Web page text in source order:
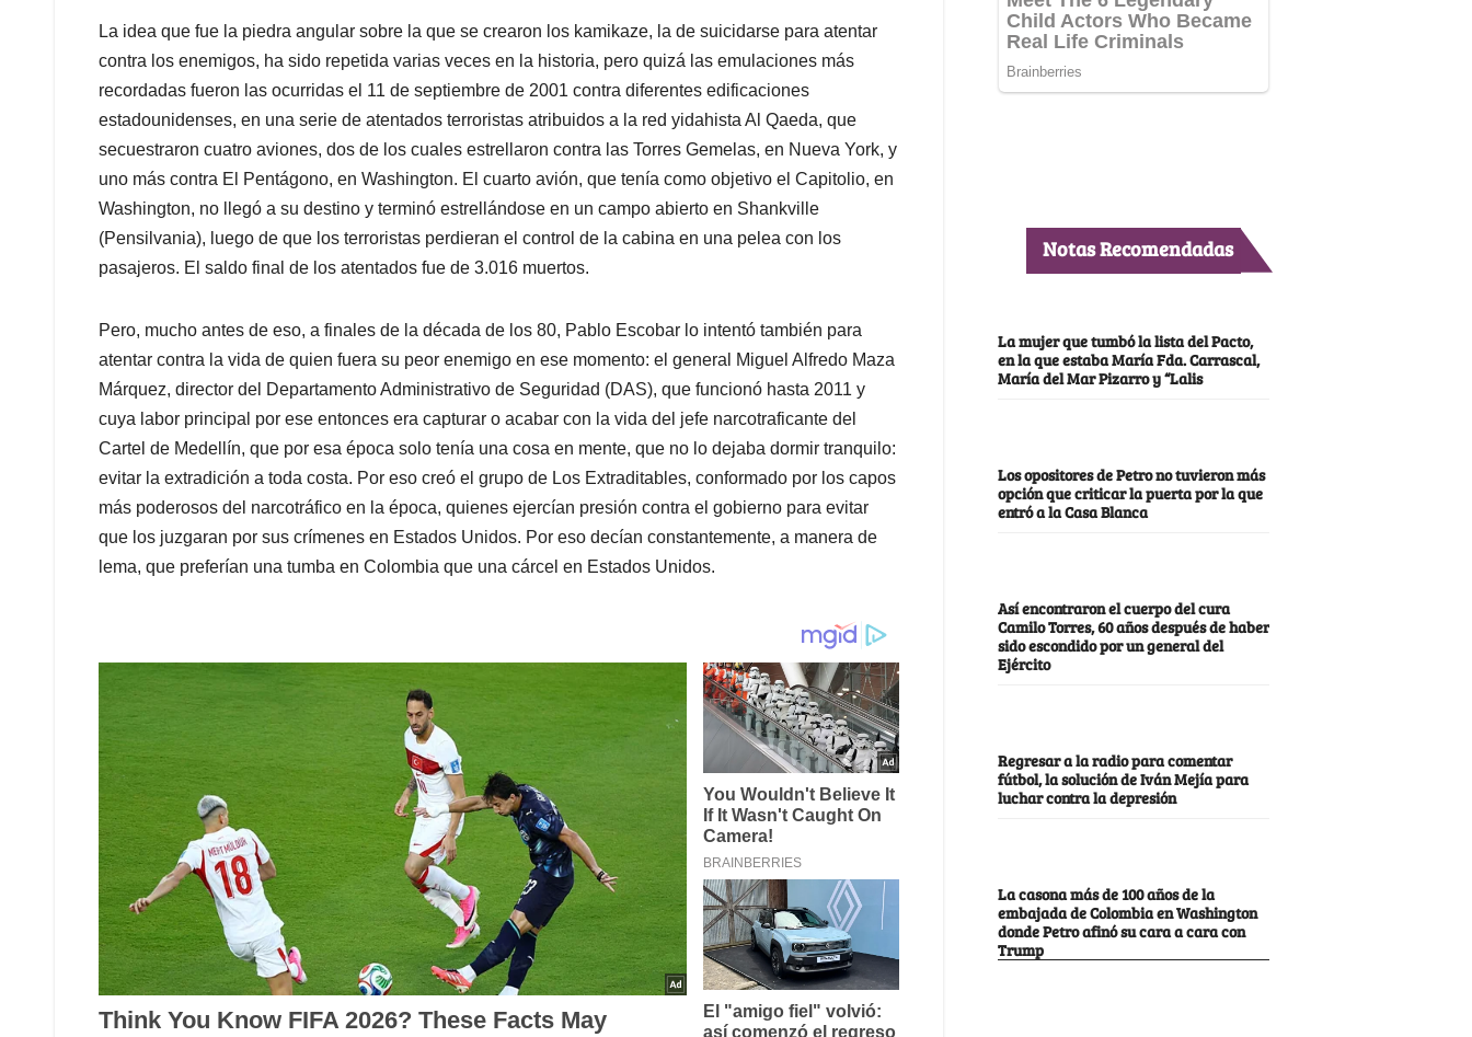
La idea que fue la piedra angular sobre la que se crearon los kamikaze, la de suicidarse para atentar
contra los enemigos, ha sido repetida varias veces en la historia, pero quizá las emulaciones más
recordadas fueron las ocurridas el 11 de septiembre de 2001 contra diferentes edificaciones
estadounidenses, en una serie de atentados terroristas atribuidos a la red yidahista Al Qaeda, que
secuestraron cuatro aviones, dos de los cuales estrellaron contra las Torres Gemelas, en Nueva York, y
uno más contra El Pentágono, en Washington. El cuarto avión, que tenía como objetivo el Capitolio, en
Washington, no llegó a su destino y terminó estrellándose en un campo abierto en Shankville
(Pensilvania), luego de que los terroristas perdieran el control de la cabina en una pelea con los
pasajeros. El saldo final de los atentados fue de 3.016 muertos.
Pero, mucho antes de eso, a finales de la década de los 80, Pablo Escobar lo intentó también para
atentar contra la vida de quien fuera su peor enemigo en ese momento: el general Miguel Alfredo Maza
Márquez, director del Departamento Administrativo de Seguridad (DAS), que funcionó hasta 2011 y
cuya labor principal por ese entonces era capturar o acabar con la vida del jefe narcotraficante del
Cartel de Medellín, que por esa época solo tenía una cosa en mente, que no lo dejaba dormir tranquilo:
evitar la extradición a toda costa. Por eso creó el grupo de Los Extraditables, conformado por los capos
más poderosos del narcotráfico en la época, quienes ejercían presión contra el gobierno para evitar
que los juzgaran por sus crímenes en Estados Unidos. Por eso decían constantemente, a manera de
lema, que preferían una tumba en Colombia que una cárcel en Estados Unidos.
Notas Recomendadas
La mujer que tumbó la lista del Pacto,
en la que estaba María Fda. Carrascal,
María del Mar Pizarro y “Lalis
Los opositores de Petro no tuvieron más
opción que criticar la puerta por la que
entró a la Casa Blanca
Así encontraron el cuerpo del cura
Camilo Torres, 60 años después de haber
sido escondido por un general del
Ejército
Regresar a la radio para comentar
fútbol, la solución de Iván Mejía para
luchar contra la depresión
La casona más de 100 años de la
embajada de Colombia en Washington
donde Petro afinó su cara a cara con
Trump